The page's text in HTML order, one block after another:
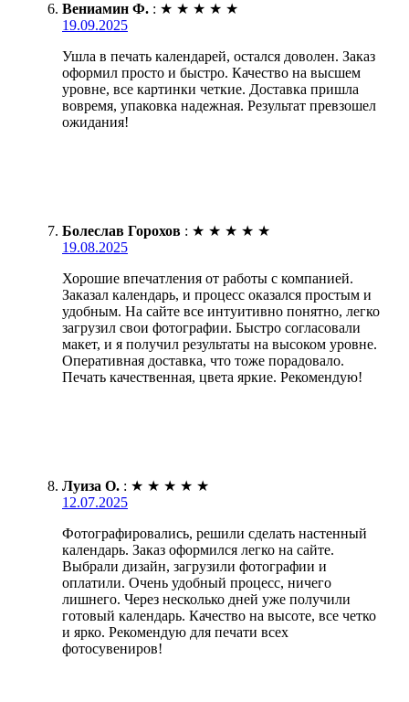
Вениамин Ф. : ★ ★ ★ ★ ★
19.09.2025
Ушла в печать календарей, остался доволен. Заказ
оформил просто и быстро. Качество на высшем
уровне, все картинки четкие. Доставка пришла
вовремя, упаковка надежная. Результат превзошел
ожидания!
Болеслав Горохов : ★ ★ ★ ★ ★
19.08.2025
Хорошие впечатления от работы с компанией.
Заказал календарь, и процесс оказался простым и
удобным. На сайте все интуитивно понятно, легко
загрузил свои фотографии. Быстро согласовали
макет, и я получил результаты на высоком уровне.
Оперативная доставка, что тоже порадовало.
Печать качественная, цвета яркие. Рекомендую!
Луиза О. : ★ ★ ★ ★ ★
12.07.2025
Фотографировались, решили сделать настенный
календарь. Заказ оформился легко на сайте.
Выбрали дизайн, загрузили фотографии и
оплатили. Очень удобный процесс, ничего
лишнего. Через несколько дней уже получили
готовый календарь. Качество на высоте, все четко
и ярко. Рекомендую для печати всех
фотосувениров!